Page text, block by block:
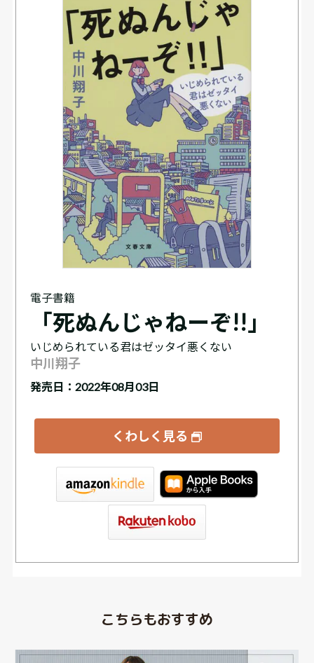
電子書籍
「死ぬんじゃねーぞ!!」
いじめられている君はゼッタイ悪くない
中川翔子
発売日：2022年08月03日
くわしく見る
こちらもおすすめ